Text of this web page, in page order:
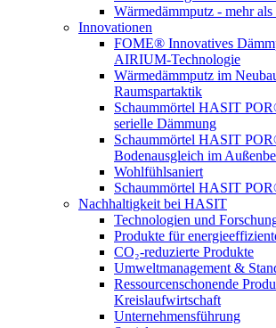
Wärmedämmputz - mehr
Innovationen
FOME® Innovatives
AIRIUM-Technologie
Wärmedämmputz im
Raumspartaktik
Schaummörtel HASIT
serielle Dämmung
Schaummörtel HASIT
Bodenausgleich im
Wohlfühlsaniert
Schaummörtel HASIT
Nachhaltigkeit bei HASIT
Technologien und
Produkte für
CO₂-reduzierte Produkte
Umweltmanagement &
Ressourcenschonende
Kreislaufwirtschaft
Unternehmensführung